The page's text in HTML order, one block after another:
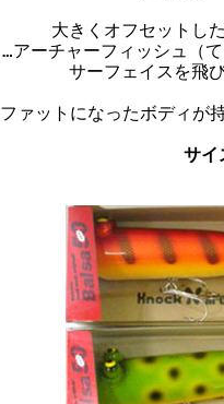
大きくオフセットし
…アーチャーフィッシュ（
サーフェイスを飛
ファットになったボディが
サイ